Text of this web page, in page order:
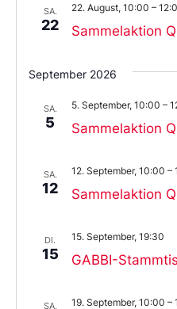
SA.
22 Sammelaktion
22. August, 10:00 –
September 2026
SA.
5 Sammelaktion
5. September, 10:00 –
SA.
12 Sammelaktion
12. September, 10:00 –
DI.
15 GABBI-
15. September, 19:30
SA. 19. September, 10:00 –